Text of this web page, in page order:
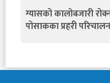
ग्यासको कालोबजारी
पोसाकका प्रहरी परिचालन